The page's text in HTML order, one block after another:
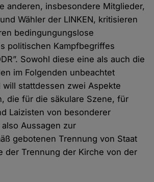
anderen, insbesondere Mitglieder,
Wähler der LINKEN, kritisieren
bedingungungslose
politischen Kampfbegriffes
Sowohl diese eine als auch die
im Folgenden unbeachtet
stattdessen zwei Aspekte
die für die säkulare Szene, für
Laizisten von besonderer
Aussagen zur
gebotenen Trennung von Staat
der Trennung der Kirche von der